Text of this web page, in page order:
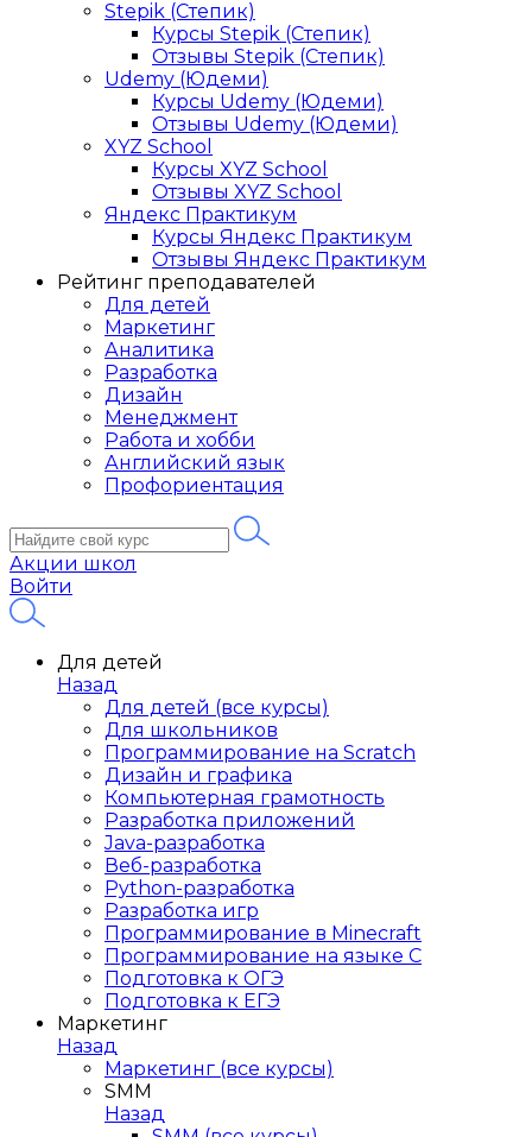
Stepik (Степик)
Курсы Stepik (Степик)
Отзывы Stepik (Степик)
Udemy (Юдеми)
Курсы Udemy (Юдеми)
Отзывы Udemy (Юдеми)
XYZ School
Курсы XYZ School
Отзывы XYZ School
Яндекс Практикум
Курсы Яндекс Практикум
Отзывы Яндекс Практикум
Рейтинг преподавателей
Для детей
Маркетинг
Аналитика
Разработка
Дизайн
Менеджмент
Работа и хобби
Английский язык
Профориентация
Акции школ
Войти
Для детей
Назад
Для детей (все курсы)
Для школьников
Программирование на Scratch
Дизайн и графика
Компьютерная грамотность
Разработка приложений
Java-разработка
Веб-разработка
Python-разработка
Разработка игр
Программирование в Minecraft
Программирование на языке C
Подготовка к ОГЭ
Подготовка к ЕГЭ
Маркетинг
Назад
Маркетинг (все курсы)
SMM
Назад